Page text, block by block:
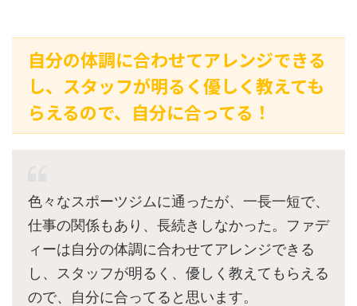
自分の体調に合わせてアレンジできる
し、スタッフが明るく優しく教えても
らえるので、自分に合ってる！
色々なスポーツジムに通ったが、一長一短で、
仕事の関係もあり、長続きしなかった。ファデ
ィーは自分の体調に合わせてアレンジできる
し、スタッフが明るく、優しく教えてもらえる
ので、自分に合ってると思います。